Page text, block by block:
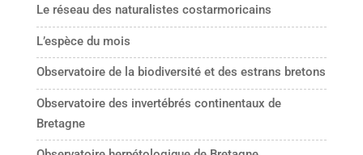
Le réseau des naturalistes costarmoricains
L’espèce du mois
Observatoire de la biodiversité et des estrans bretons
Observatoire des invertébrés continentaux de
Bretagne